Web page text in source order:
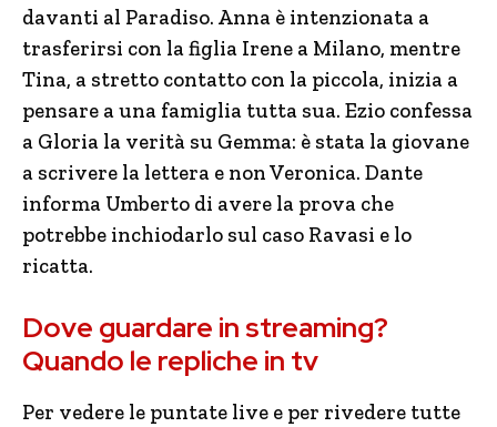
davanti al Paradiso. Anna è intenzionata a
trasferirsi con la figlia Irene a Milano, mentre
Tina, a stretto contatto con la piccola, inizia a
pensare a una famiglia tutta sua. Ezio confessa
a Gloria la verità su Gemma: è stata la giovane
a scrivere la lettera e non Veronica. Dante
informa Umberto di avere la prova che
potrebbe inchiodarlo sul caso Ravasi e lo
ricatta.
Dove guardare in streaming?
Quando le repliche in tv
Per vedere le puntate live e per rivedere tutte